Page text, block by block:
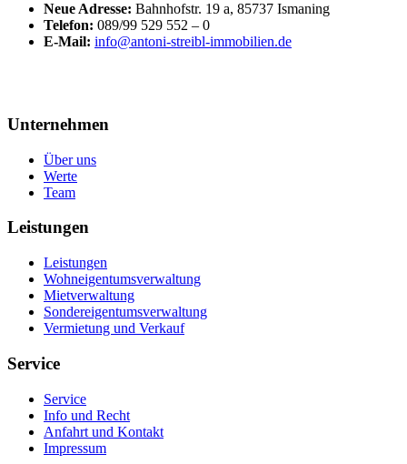
Neue Adresse: Bahnhofstr. 19 a, 85737 Ismaning
Telefon: 089/99 529 552 – 0
E-Mail: info@antoni-streibl-immobilien.de
Unternehmen
Über uns
Werte
Team
Leistungen
Leistungen
Wohneigentumsverwaltung
Mietverwaltung
Sondereigentumsverwaltung
Vermietung und Verkauf
Service
Service
Info und Recht
Anfahrt und Kontakt
Impressum